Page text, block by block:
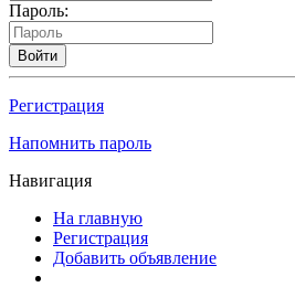
Пароль:
Войти
Регистрация
Напомнить пароль
Навигация
На главную
Регистрация
Добавить объявление